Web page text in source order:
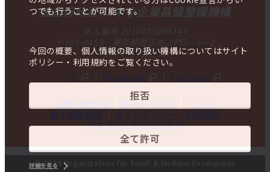
つでも行うことが可能です。
今回の概要、個人情報の取り扱い機構についてはサイト
ポリシー・利用規約をご覧ください。
拒否
全て許可
詳細を見る
独立行政法人 中小企業基盤整備機構
法人番号 2010405004147
〒105-8453 東京都港区虎ノ門3－5－1
虎ノ門37森ビル
X
Facebook YouTube
お問い合わせ サイトマップ
リンク
個人情報保護
サイトポリシー・利用規約
ウェブアクセシビリティ
© 2024 Organization for Small & Medium Enterprises